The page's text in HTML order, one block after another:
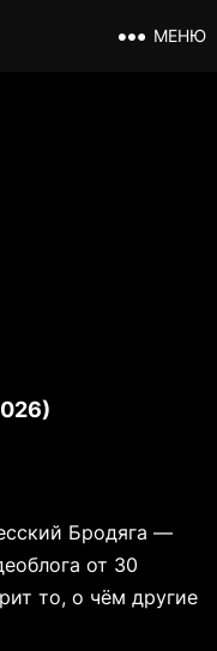
МЕНЮ
Бродяга —
от 30
то, о чём другие